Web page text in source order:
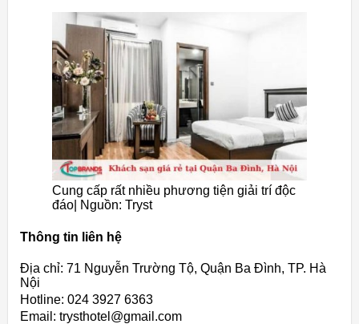
Cung cấp rất nhiều phương tiện giải trí độc
đáo| Nguồn: Tryst
Thông tin liên hệ
Địa chỉ: 71 Nguyễn Trường Tộ, Quận Ba Đình, TP. Hà
Nội
Hotline: 024 3927 6363
Email: trysthotel@gmail.com